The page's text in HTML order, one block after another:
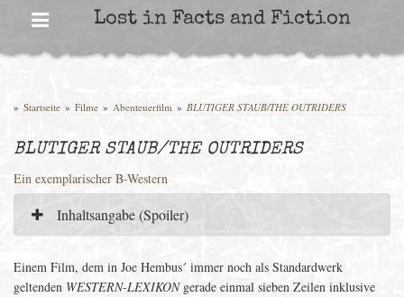
Lost in Facts and Fiction
» Startseite » Filme » Abenteuerfilm » BLUTIGER STAUB/THE OUTRIDERS
BLUTIGER STAUB/THE OUTRIDERS
Ein exemplarischer B-Western
Inhaltsangabe (Spoiler)
Einem Film, dem in Joe Hembus´ immer noch als Standardwerk
geltenden WESTERN-LEXIKONgerade einmal sieben Zeilen inklusive